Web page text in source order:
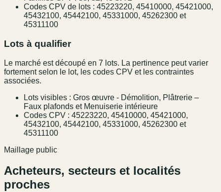
Codes CPV de lots : 45223220, 45410000, 45421000,
45432100, 45442100, 45331000, 45262300 et
45311100
Lots à qualifier
Le marché est découpé en 7 lots. La pertinence peut varier
fortement selon le lot, les codes CPV et les contraintes
associées.
Lots visibles : Gros œuvre - Démolition, Plâtrerie –
Faux plafonds et Menuiserie intérieure
Codes CPV : 45223220, 45410000, 45421000,
45432100, 45442100, 45331000, 45262300 et
45311100
Maillage public
Acheteurs, secteurs et localités
proches